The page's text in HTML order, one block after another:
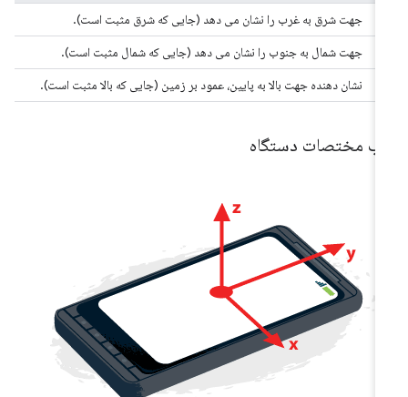
جهت شرق به غرب را نشان می دهد (جایی که شرق مثبت است).
جهت شمال به جنوب را نشان می دهد (جایی که شمال مثبت است).
نشان دهنده جهت بالا به پایین، عمود بر زمین (جایی که بالا مثبت است).
مختصات دستگاه